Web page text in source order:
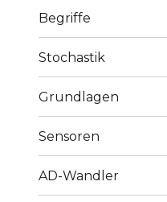
Begriffe
Stochastik
Grundlagen
Sensoren
AD-Wandler